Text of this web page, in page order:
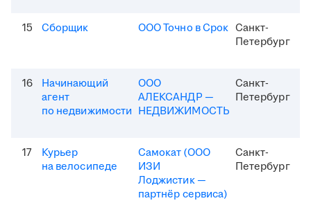
15 Сборщик ООО Точно в Срок Санкт-
Петербург
16
Начинающий
агент
по недвижимости
ООО
АЛЕКСАНДР —
НЕДВИЖИМОСТЬ
Санкт-
Петербург
17
Курьер
на велосипеде
Самокат (ООО
ИЗИ
Лоджистик —
партнёр сервиса)
Санкт-
Петербург